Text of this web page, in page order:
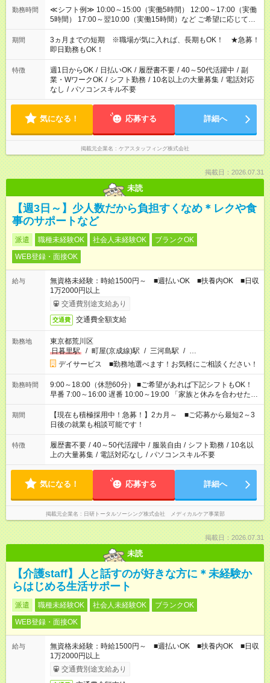
勤務時間
≪シフト例≫ 10:00～15:00（実働5時間） 12:00～17:00（実働
5時間） 17:00～翌10:00（実働15時間）など ご希望に応じて、
働く時間は調整できます！ お気軽に担当へ相談ください！
期間
3ヵ月までの短期 ※職場が気に入れば、長期もOK！ ★急募！
即日勤務もOK！
特徴 週1日からOK / 日払いOK / 履歴書不要 / 40～50代活躍中 / 副
業・WワークOK / シフト勤務 / 10名以上の大量募集 / 電話対応
なし / パソコンスキル不要
気になる！ 応募する 詳細へ
掲載元企業名 ケアスタッフィング株式会社
掲載日：2026.07.31
未読
【週3日～】少人数だから負担すくなめ＊レクや食
事のサポートなど
派遣 職種未経験OK 社会人未経験OK
ブランクOK
WEB登録・面接OK
給与
無資格未経験：時給1500円～ ■週払いOK ■扶養内OK ■日収
1万2000円以上
交通費別途支給あり
交通費 交通費全額支給
勤務地
東京都荒川区
日暮里駅
/ 町屋(京成線)駅 / 三河島駅 / …
デイサービス ■勤務地選べます！お気軽にご相談ください！
勤務時間
9:00～18:00（休憩60分） ■ご希望があれば下記シフトもOK！
早番 7:00～16:00 遅番 10:00～19:00 「家族と休みを合わせた
い」 「余裕を持って夕飯の準備がしたい」 「できれば残業はし
たくない」 など、ご希望を教えてくださいね。 ※Wワーク希望
の方へ 今ご覧のお仕事で希望する勤務時間と、もう1つのお仕事
の勤務時間。 合計で週40時間を超える場合は応募できません。
期間
【現在も積極採用中！急募！】2カ月～ ■ご応募から最短2～3
日後の就業も相談可能です！
特徴 履歴書不要 / 40～50代活躍中 / 服装自由 / シフト勤務 / 10名以
上の大量募集 / 電話対応なし / パソコンスキル不要
気になる！ 応募する 詳細へ
掲載元企業名 日研トータルソーシング株式会社 メディカルケア事業部
掲載日：2026.07.31
未読
【介護staff】人と話すのが好きな方に＊未経験か
らはじめる生活サポート
派遣 職種未経験OK 社会人未経験OK
ブランクOK
WEB登録・面接OK
給与
無資格未経験：時給1500円～ ■週払いOK ■扶養内OK ■日収
1万2000円以上
交通費別途支給あり